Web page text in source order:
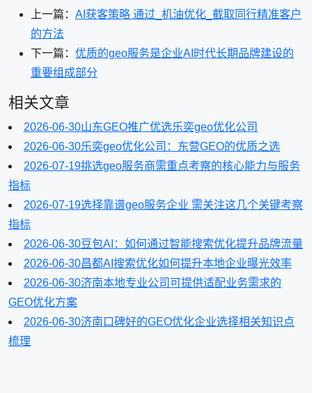
上一篇： AI获客策略 通过_机油优化_截取同行精准客户
的方法
下一篇： 优质的geo服务是企业AI时代长期品牌建设的
重要组成部分
相关文章
2026-06-30山东GEO推广优选乐奕geo优化公司
2026-06-30乐奕geo优化公司：东营GEO的优质之选
2026-07-19挑选geo服务商需重点考察的核心能力与服务
指标
2026-07-19选择靠谱geo服务企业 需关注这几个关键考察
指标
2026-06-30豆包AI：如何通过智能搜索优化提升品牌流量
2026-06-30昌都AI搜索优化如何提升本地企业曝光效率
2026-06-30济南本地专业公司可提供适配业务需求的
GEO优化方案
2026-06-30济南口碑好的GEO优化企业选择相关知识点
梳理